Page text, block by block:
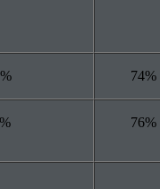
74%
76%